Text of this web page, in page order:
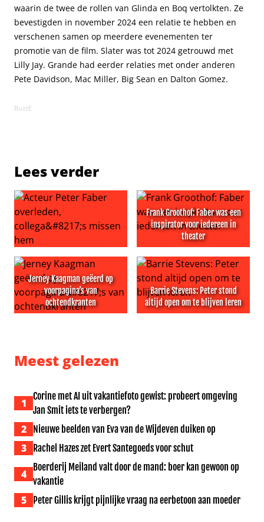
waarin de twee de rollen van Glinda en Boq vertolkten. Ze
bevestigden in november 2024 een relatie te hebben en
verschenen samen op meerdere evenementen ter
promotie van de film. Slater was tot 2024 getrouwd met
Lilly Jay. Grande had eerder relaties met onder anderen
Pete Davidson, Mac Miller, Big Sean en Dalton Gomez.
BuzzE
Lees verder
Acteur Peter Faber overleden, collega’s missen hem
Frank Groothof: Faber was een
inspirator voor iedereen in
theater
Frank Groothof: Faber was
Jerney Kaagman geëerd op
voorpagina’s van
ochtendkranten
Barrie Stevens: Peter stond
altijd open om te blijven leren
Meest gelezen
1
Corine met AI uit vakantiefoto gewist: probeert omgeving
Jan Smit iets te verbergen?
2 Nieuwe beelden van Eva van de Wijdeven duiken op
3 Rachel Hazes zet Evert Santegoeds voor schut
4
Boerderij Meiland valt door de mand: boer kan gewoon op
vakantie
5 Peter Gillis krijgt pijnlijke vraag na eerbetoon aan moeder